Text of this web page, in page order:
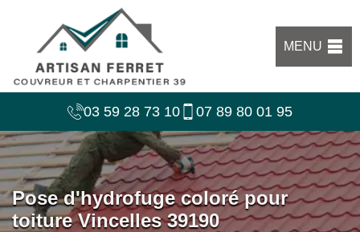
MENU
03 59 28 73 10 07 89 80 01 95
Pose d'hydrofuge coloré pour
toiture Vincelles 39190